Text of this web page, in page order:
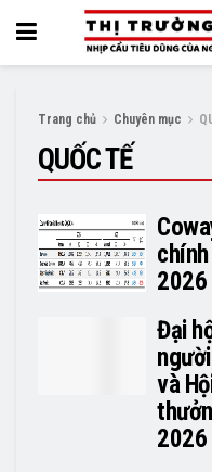
Trang chủ Chuyên mục
QUỐC TẾ
2026
Đại
và